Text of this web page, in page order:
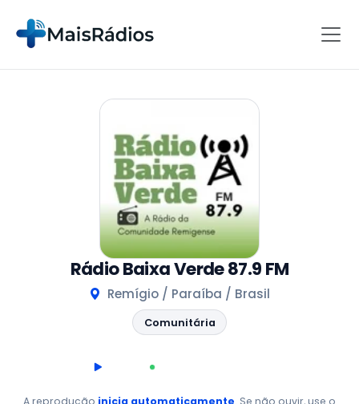
Rádio Baixa Verde 87.9 FM
Remígio / Paraíba / Brasil
Comunitária
AO VIVO
A reprodução inicia automaticamente. Se não ouvir, use o